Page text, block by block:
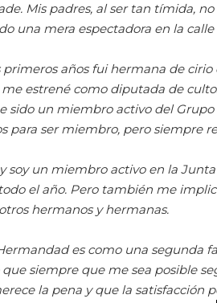
Mis padres, al ser tan tímida,
una mera espectadora en la
primeros años fui hermana de
me estrené como diputada de
sido un miembro activo del
para ser miembro, pero siempre
soy un miembro activo en la
el año. Pero también me
hermanos y hermanas.
es como una segunda
siempre que me sea posible
la pena y que la satisfacción